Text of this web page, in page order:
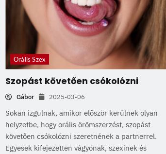
Orális Szex
Szopást követően csókolózni
Gábor 2025-03-06
Sokan izgulnak, amikor először kerülnek olyan
helyzetbe, hogy orális örömszerzést, szopást
követően csókolózni szeretnének a partnerrel.
Egyesek kifejezetten vágyónak, szexinek és